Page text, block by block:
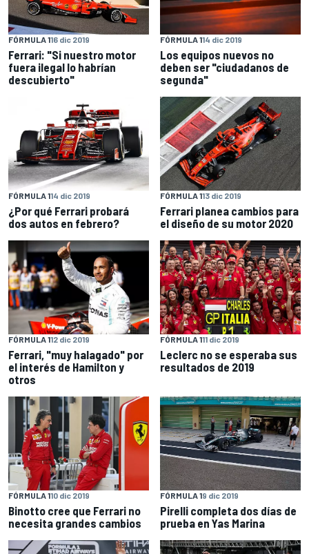
FÓRMULA 116 dic 2019
Ferrari: "Si nuestro motor
fuera ilegal lo habrían
descubierto"
FÓRMULA 114 dic 2019
Los equipos nuevos no
deben ser "ciudadanos de
segunda"
FÓRMULA 114 dic 2019
¿Por qué Ferrari probará
dos autos en febrero?
FÓRMULA 113 dic 2019
Ferrari planea cambios para
el diseño de su motor 2020
FÓRMULA 112 dic 2019
Ferrari, "muy halagado" por
el interés de Hamilton y
otros
FÓRMULA 111 dic 2019
Leclerc no se esperaba sus
resultados de 2019
FÓRMULA 110 dic 2019
Binotto cree que Ferrari no
necesita grandes cambios
FÓRMULA 19 dic 2019
Pirelli completa dos días de
prueba en Yas Marina